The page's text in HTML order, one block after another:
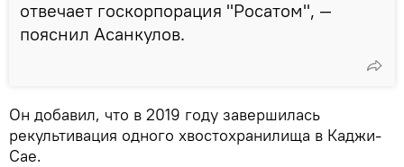
отвечает госкорпорация "Росатом", —
пояснил Асанкулов.
Он добавил, что в 2019 году завершилась
рекультивация одного хвостохранилища в Каджи-
Сае.